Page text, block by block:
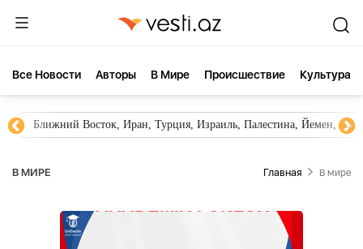
Все Новости Aвторы В Мире Происшествие Культура
Ближний Восток, Иран, Турция, Израиль, Палестина, Йемен,
В МИРЕ Главная В мире